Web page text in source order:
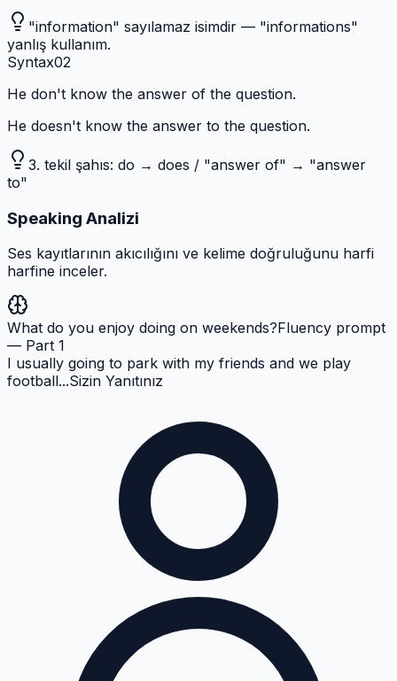
"information" sayılamaz isimdir — "informations"
yanlış kullanım.
Syntax02
He don't know the answer of the question.
He doesn't know the answer to the question.
3. tekil şahıs: do → does / "answer of" → "answer
to"
Speaking Analizi
Ses kayıtlarının akıcılığını ve kelime doğruluğunu harfi
harfine inceler.
What do you enjoy doing on weekends?Fluency prompt
— Part 1
I usually going to park with my friends and we play
football...Sizin Yanıtınız